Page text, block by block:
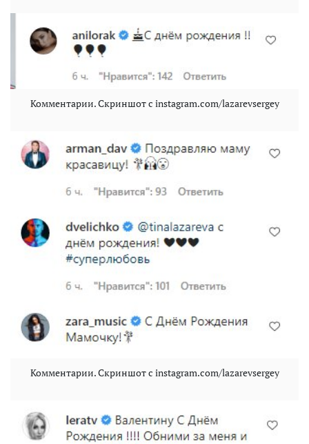
Комментарии. Скриншот с instagram.com/lazarevsergey
Комментарии. Скриншот с instagram.com/lazarevsergey